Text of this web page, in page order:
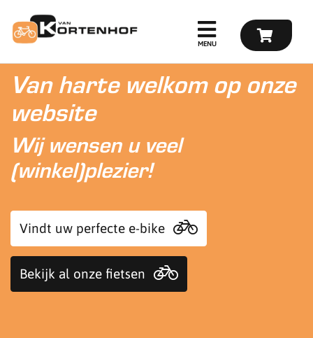
Van harte welkom op onze
website
Wij wensen u veel
(winkel)plezier!
Vindt uw perfecte e-bike
Bekijk al onze fietsen